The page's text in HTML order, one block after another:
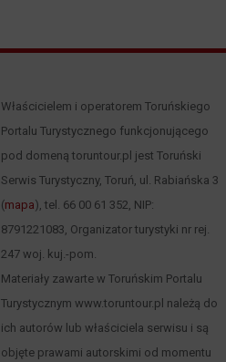
Właścicielem i operatorem Toruńskiego
Portalu Turystycznego funkcjonującego
pod domeną toruntour.pl jest Toruński
Serwis Turystyczny, Toruń, ul. Rabiańska 3
(mapa), tel. 66 00 61 352, NIP:
8791221083, Organizator turystyki nr rej.
247 woj. kuj.-pom.
Materiały zawarte w Toruńskim Portalu
Turystycznym www.toruntour.pl należą do
ich autorów lub właściciela serwisu i są
objęte prawami autorskimi od momentu